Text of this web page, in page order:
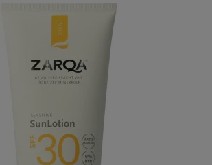
winkelwagen is leeg.
Vul hem met producten.